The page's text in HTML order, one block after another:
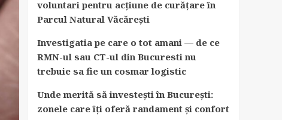
voluntari pentru acțiune de curățare în
Parcul Natural Văcărești
Investigatia pe care o tot amani — de ce
RMN-ul sau CT-ul din Bucuresti nu
trebuie sa fie un cosmar logistic
Unde merită să investești în București:
zonele care îți oferă randament și confort